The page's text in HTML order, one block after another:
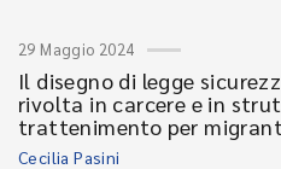
29 Maggio 2024
Il disegno di legge
rivolta in carcere e in
trattenimento per
Cecilia Pasini